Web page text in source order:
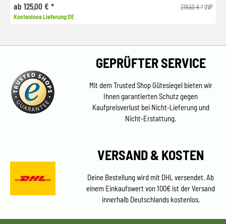
ab 125,00 € * 279,50 € *UVP
Kostenlose Lieferung DE
GEPRÜFTER SERVICE
Mit dem Trusted Shop Gütesiegel bieten wir
Ihnen garantierten Schutz gegen
Kaufpreisverlust bei Nicht-Lieferung und
Nicht-Erstattung.
VERSAND & KOSTEN
Deine Bestellung wird mit DHL versendet. Ab
einem Einkaufswert von 100€ ist der Versand
innerhalb Deutschlands kostenlos.